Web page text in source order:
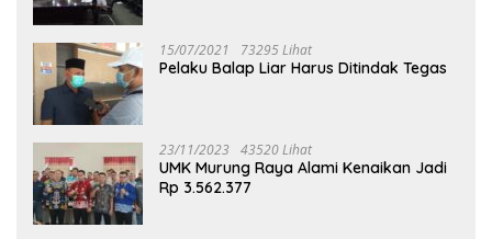
15/07/2021 73295 Lihat
Pelaku Balap Liar Harus Ditindak Tegas
23/11/2023 43520 Lihat
UMK Murung Raya Alami Kenaikan Jadi
Rp 3.562.377